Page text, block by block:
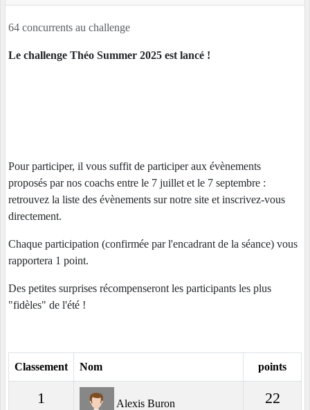
64 concurrents au challenge
Le challenge Théo Summer 2025 est lancé !
Pour participer, il vous suffit de participer aux évènements
proposés par nos coachs entre le 7 juillet et le 7 septembre :
retrouvez la liste des évènements sur notre site et inscrivez-vous
directement.
Chaque participation (confirmée par l'encadrant de la séance) vous
rapportera 1 point.
Des petites surprises récompenseront les participants les plus
"fidèles" de l'été !
Classement Nom points
1 Alexis Buron 22